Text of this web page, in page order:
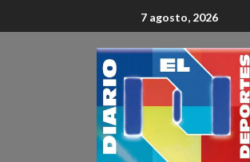
7 agosto, 2026